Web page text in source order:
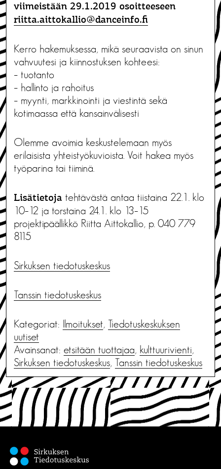
viimeistään 29.1.2019 osoitteeseen
riitta.aittokallio@danceinfo.fi
Kerro hakemuksessa, mikä seuraavista on sinun
vahvuutesi ja kiinnostuksen kohteesi:
– tuotanto
– hallinto ja rahoitus
– myynti, markkinointi ja viestintä sekä
kotimaassa että kansainvälisesti
Olemme avoimia keskustelemaan myös
erilaisista yhteistyökuvioista. Voit hakea myös
työparina tai tiiminä.
Lisätietoja tehtävästä antaa tiistaina 22.1. klo
10–12 ja torstaina 24.1. klo 13–15
projektipäällikkö Riitta Aittokallio, p. 040 779
8115
Sirkuksen tiedotuskeskus
Tanssin tiedotuskeskus
Kategoriat: Ilmoitukset, Tiedotus­keskuksen
uutiset
Avainsanat: etsitään tuottajaa, kulttuurivienti,
Sirkuksen tiedotuskeskus, Tanssin tiedotuskeskus